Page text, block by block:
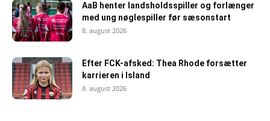
AaB henter landsholdsspiller og forlænger
med ung nøglespiller før sæsonstart
8. august 2026
Efter FCK-afsked: Thea Rhode forsætter
karrieren i Island
8. august 2026